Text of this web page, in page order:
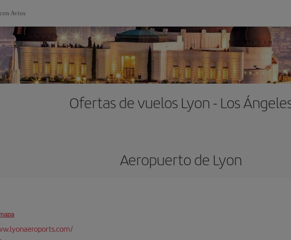
Avios
Ofertas de vuelos Lyon - Los
Aeropuerto de Lyon